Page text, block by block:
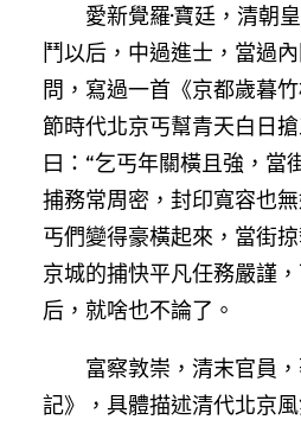
愛新覺羅·寶廷，清朝
鬥以后，中過進士，當過
問，寫過一首《京都歲暮
節時代北京丐幫青天白日
曰：“乞丐年關橫且強，當
捕務常周密，封印寬容也
丐們變得豪橫起來，當街
京城的捕快平凡任務嚴謹
后，就啥也不論了。
富察敦崇，清末官員
記》，具體描述清代北京